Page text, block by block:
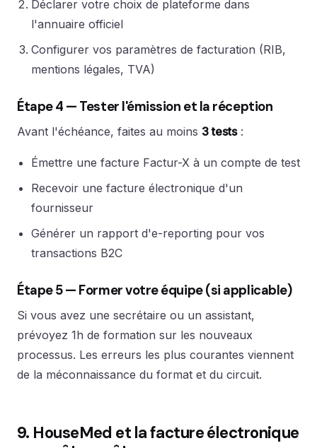
Déclarer votre choix de plateforme dans
l'annuaire officiel
Configurer vos paramètres de facturation (RIB,
mentions légales, TVA)
Étape 4 — Tester l'émission et la réception
Avant l'échéance, faites au moins 3 tests:
Émettre une facture Factur-X à un compte de test
Recevoir une facture électronique d'un
fournisseur
Générer un rapport d'e-reporting pour vos
transactions B2C
Étape 5 — Former votre équipe (si applicable)
Si vous avez une secrétaire ou un assistant,
prévoyez 1h de formation sur les nouveaux
processus. Les erreurs les plus courantes viennent
de la méconnaissance du format et du circuit.
9. HouseMed et la facture électronique